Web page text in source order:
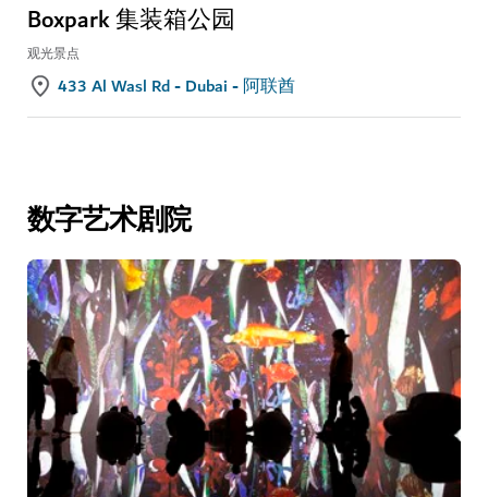
Boxpark 集装箱公园
观光景点
433 Al Wasl Rd - Dubai - 阿联酋
数字艺术剧院